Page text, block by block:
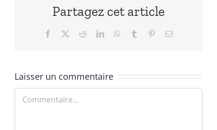
Partagez cet article
Facebook RedditLinkedInWhatsApp
Tumblr PinterestEmail
Laisser un commentaire
Commentaire